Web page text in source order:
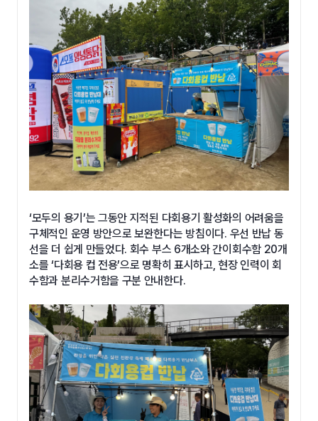
‘모두의 용기’는 그동안 지적된 다회용기 활성화의 어려움을
구체적인 운영 방안으로 보완한다는 방침이다. 우선 반납 동
선을 더 쉽게 만들었다. 회수 부스 6개소와 간이회수함 20개
소를 ‘다회용 컵 전용’으로 명확히 표시하고, 현장 인력이 회
수함과 분리수거함을 구분 안내한다.